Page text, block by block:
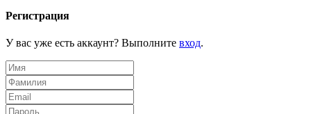
Регистрация
У вас уже есть аккаунт? Выполните вход.